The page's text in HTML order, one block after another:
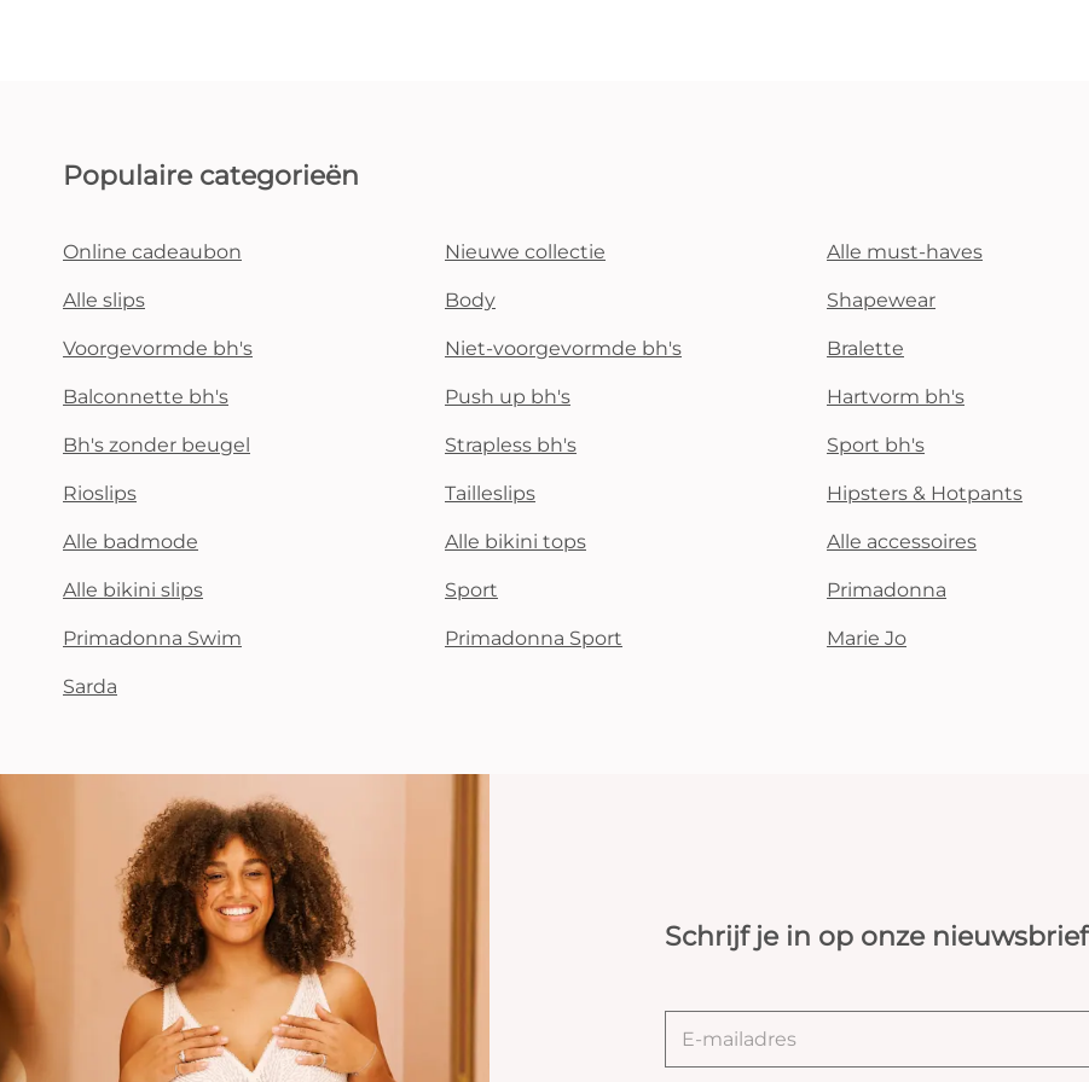
Populaire categorieën
Online cadeaubon Nieuwe collectie Alle must-haves
Alle slips Body Shapewear
Voorgevormde bh's Niet-voorgevormde bh's Bralette
Balconnette bh's Push up bh's Hartvorm bh's
Bh's zonder beugel Strapless bh's Sport bh's
Rioslips Tailleslips Hipsters & Hotpants
Alle badmode Alle bikini tops Alle accessoires
Alle bikini slips Sport Primadonna
Primadonna Swim Primadonna Sport Marie Jo
Sarda
Schrijf je in op onze nieuwsbrief